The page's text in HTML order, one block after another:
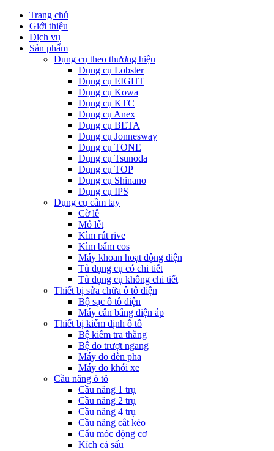
Trang chủ
Giới thiệu
Dịch vụ
Sản phẩm
Dụng cụ theo thương hiệu
Dụng cụ Lobster
Dụng cụ EIGHT
Dụng cụ Kowa
Dụng cụ KTC
Dụng cụ Anex
Dụng cụ BETA
Dụng cụ Jonnesway
Dụng cụ TONE
Dụng cụ Tsunoda
Dụng cụ TOP
Dụng cụ Shinano
Dụng cụ IPS
Dụng cụ cầm tay
Cờ lê
Mỏ lết
Kìm rút rive
Kìm bấm cos
Máy khoan hoạt động điện
Tủ dụng cụ có chi tiết
Tủ dụng cụ không chi tiết
Thiết bị sửa chữa ô tô điện
Bộ sạc ô tô điện
Máy cân bằng điện áp
Thiết bị kiểm định ô tô
Bệ kiểm tra thắng
Bệ đo trượt ngang
Máy đo đèn pha
Máy đo khói xe
Cầu nâng ô tô
Cầu nâng 1 trụ
Cầu nâng 2 trụ
Cầu nâng 4 trụ
Cầu nâng cắt kéo
Cẩu móc động cơ
Kích cá sấu